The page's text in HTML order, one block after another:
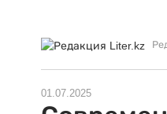
01.07.2025